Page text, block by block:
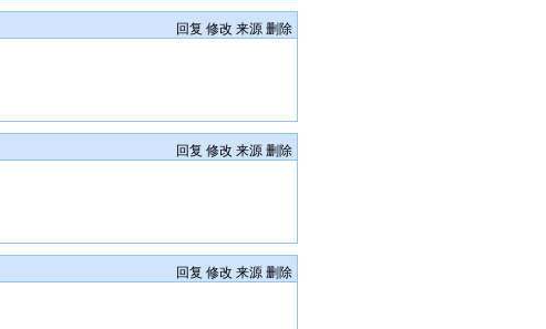
回复 修改 来源 删除
回复 修改 来源 删除
回复 修改 来源 删除